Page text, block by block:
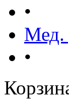
•
Мед.
•